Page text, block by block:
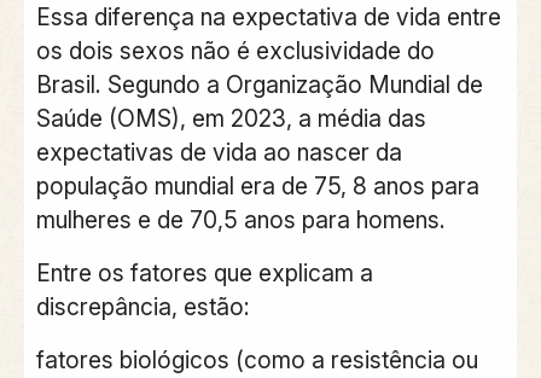
Essa diferença na expectativa de vida entre
os dois sexos não é exclusividade do
Brasil. Segundo a Organização Mundial de
Saúde (OMS), em 2023, a média das
expectativas de vida ao nascer da
população mundial era de 75, 8 anos para
mulheres e de 70,5 anos para homens.
Entre os fatores que explicam a
discrepância, estão:
fatores biológicos (como a resistência ou